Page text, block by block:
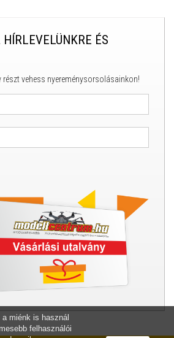
a miénk is használ
felhasználói
ÉS
vehess nyereménysorsolásainkon!